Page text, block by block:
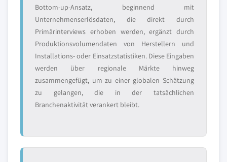
Bottom-up-Ansatz, beginnend mit
Unternehmenserlösdaten, die direkt durch
Primärinterviews erhoben werden, ergänzt durch
Produktionsvolumendaten von Herstellern und
Installations- oder Einsatzstatistiken. Diese Eingaben
werden über regionale Märkte hinweg
zusammengefügt, um zu einer globalen Schätzung
zu gelangen, die in der tatsächlichen
Branchenaktivität verankert bleibt.